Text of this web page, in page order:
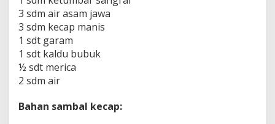
3 sdm air asam jawa
3 sdm kecap manis
1 sdt garam
1 sdt kaldu bubuk
½ sdt merica
2 sdm air
Bahan sambal kecap: